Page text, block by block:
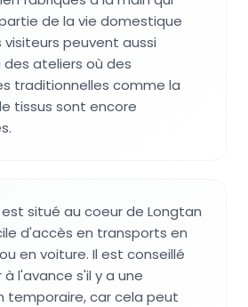
de la vie domestique
visiteurs peuvent aussi
ateliers où des
traditionnelles comme la
tissus sont encore
situé au coeur de Longtan
d'accès en transports en
en voiture. Il est conseillé
l'avance s'il y a une
temporaire, car cela peut